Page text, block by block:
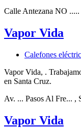
Calle Antezana NO .....
Vapor Vida
Calefones
Vapor Vida, .
en Santa Cruz.
Av. ... Pasos Al Fre... ,
Vapor Vida